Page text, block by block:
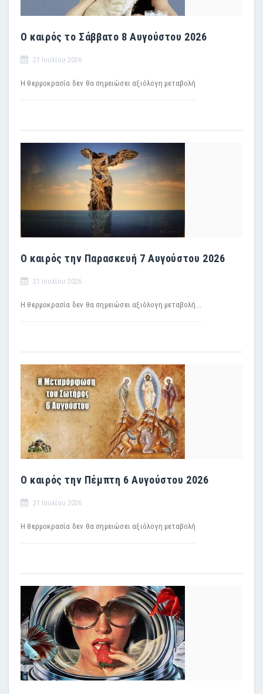
Ο καιρός το Σάββατο 8 Αυγούστου 2026
21 Ιουλίου 2026
Η θερμοκρασία δεν θα σημειώσει αξιόλογη μεταβολή
Ο καιρός την Παρασκευή 7 Αυγούστου 2026
21 Ιουλίου 2026
Η θερμοκρασία δεν θα σημειώσει αξιόλογη μεταβολή...
Ο καιρός την Πέμπτη 6 Αυγούστου 2026
21 Ιουλίου 2026
H θερμοκρασία δεν θα σημειώσει αξιόλογη μεταβολή